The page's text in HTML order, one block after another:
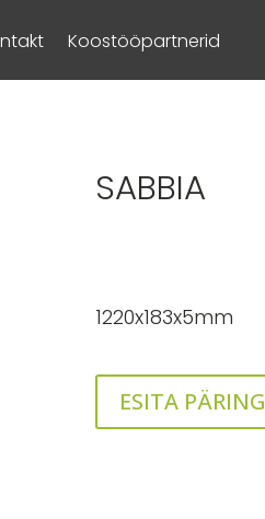
Koostööpartnerid
SABBIA
1220x183x5mm
ESITA PÄRING